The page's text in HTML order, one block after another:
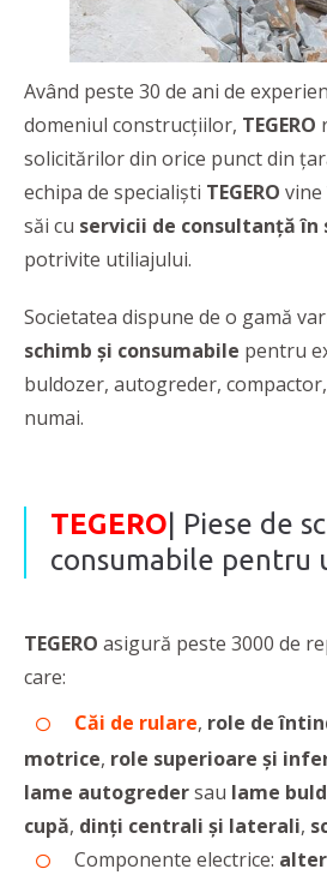
Având peste 30 de ani de
domeniul construcțiilor, TEGERO
solicitărilor din orice punct din
echipa de specialiști TEGERO
săi cu servicii de consultanță
potrivite utiliajului.
Societatea dispune de o gamă
schimb și consumabile pentru
buldozer, autogreder,
numai.
TEGERO | Piese de
consumabile pentru
TEGERO asigură peste 3000 de
care:
Căi de rulare, role de
motrice, role superioare și
lame autogredersau lame
cupă, dinți centrali și laterali,
Componente electrice: